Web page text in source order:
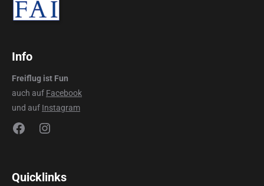
Info
Freiflug ist Fun
auch auf Facebook
und auf Instagram
FacebookInstagram
Quicklinks